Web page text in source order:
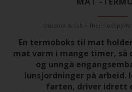
Outdoor & Telt Thermokopp/
En termoboks til mat
mat varm i mange timer, så
og unngå
lunsjordninger på arbeid.
farten, driver idrett